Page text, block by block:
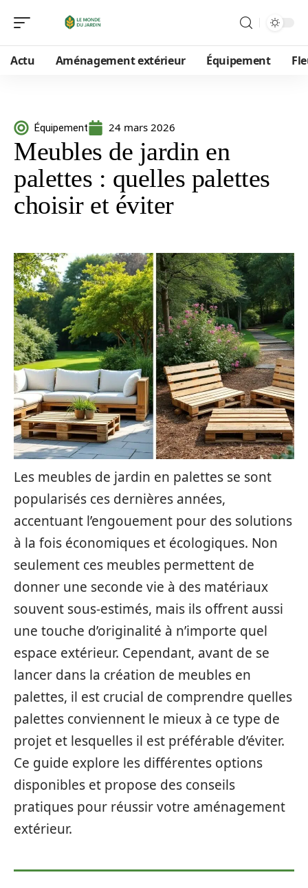
Actu Aménagement extérieur Équipement
Équipement 24 mars 2026
Meubles de jardin en
palettes : quelles palettes
choisir et éviter
Les meubles de jardin en palettes se sont
popularisés ces dernières années,
accentuant l’engouement pour des solutions
à la fois économiques et écologiques. Non
seulement ces meubles permettent de
donner une seconde vie à des matériaux
souvent sous-estimés, mais ils offrent aussi
une touche d’originalité à n’importe quel
espace extérieur. Cependant, avant de se
lancer dans la création de meubles en
palettes, il est crucial de comprendre quelles
palettes conviennent le mieux à ce type de
projet et lesquelles il est préférable d’éviter.
Ce guide explore les différentes options
disponibles et propose des conseils
pratiques pour réussir votre aménagement
extérieur.